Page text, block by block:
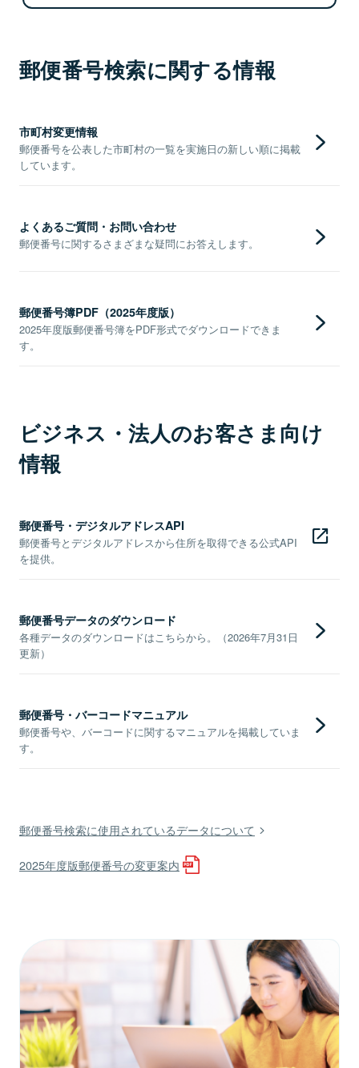
郵便番号検索に関する情報
市町村変更情報
郵便番号を公表した市町村の一覧を実施日の新しい順に掲載
しています。
よくあるご質問・お問い合わせ
郵便番号に関するさまざまな疑問にお答えします。
郵便番号簿PDF（2025年度版）
2025年度版郵便番号簿をPDF形式でダウンロードできま
す。
ビジネス・法人のお客さま向け
情報
郵便番号・デジタルアドレスAPI
郵便番号とデジタルアドレスから住所を取得できる公式API
を提供。
郵便番号データのダウンロード
各種データのダウンロードはこちらから。（2026年7月31日
更新）
郵便番号・バーコードマニュアル
郵便番号や、バーコードに関するマニュアルを掲載していま
す。
郵便番号検索に使用されているデータについて
2025年度版郵便番号の変更案内